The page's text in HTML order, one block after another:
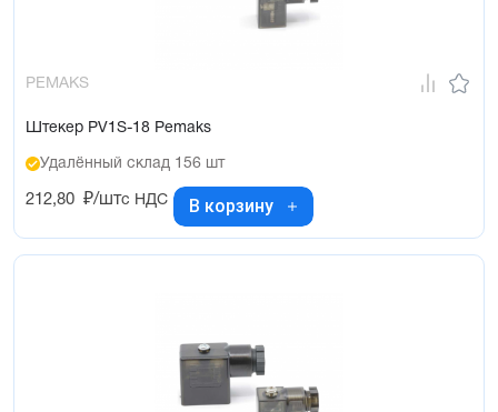
PEMAKS
Штекер PV1S-18 Pemaks
Удалённый склад 156 шт
212,80 ₽/штс НДС В корзину